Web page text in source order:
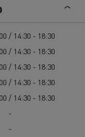
/ 14:30 - 18:30
/ 14:30 - 18:30
/ 14:30 - 18:30
/ 14:30 - 18:30
/ 14:30 - 18:30
-
-